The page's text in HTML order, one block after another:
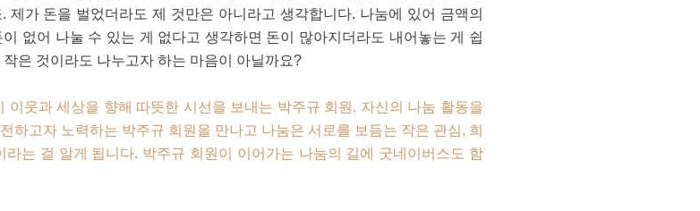
가 돈을 벌었더라도 제 것만은 아니라고 생각합니다. 나눔에 있어 금액의
없어 나눌 수 있는 게 없다고 생각하면 돈이 많아지더라도 내어놓는 게 쉽
은 것이라도 나누고자 하는 마음이 아닐까요?
이웃과 세상을 향해 따뜻한 시선을 보내는 박주규 회원. 자신의 나눔 활동을
하고자 노력하는 박주규 회원을 만나고 나눔은 서로를 보듬는 작은 관심, 희
는 걸 알게 됩니다. 박주규 회원이 이어가는 나눔의 길에 굿네이버스도 함